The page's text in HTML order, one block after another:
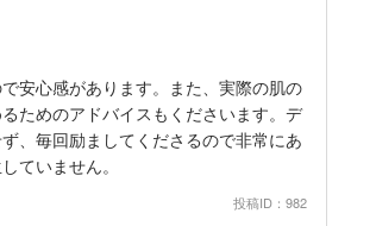
安心感があります。また、実際の肌の
ためのアドバイスもくださいます。デ
、毎回励ましてくださるので非常にあ
ていません。
投稿ID：982